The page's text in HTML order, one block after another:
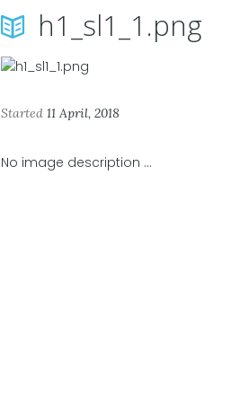
h1_sl1_1.png
Started 11 April, 2018
No image description ...